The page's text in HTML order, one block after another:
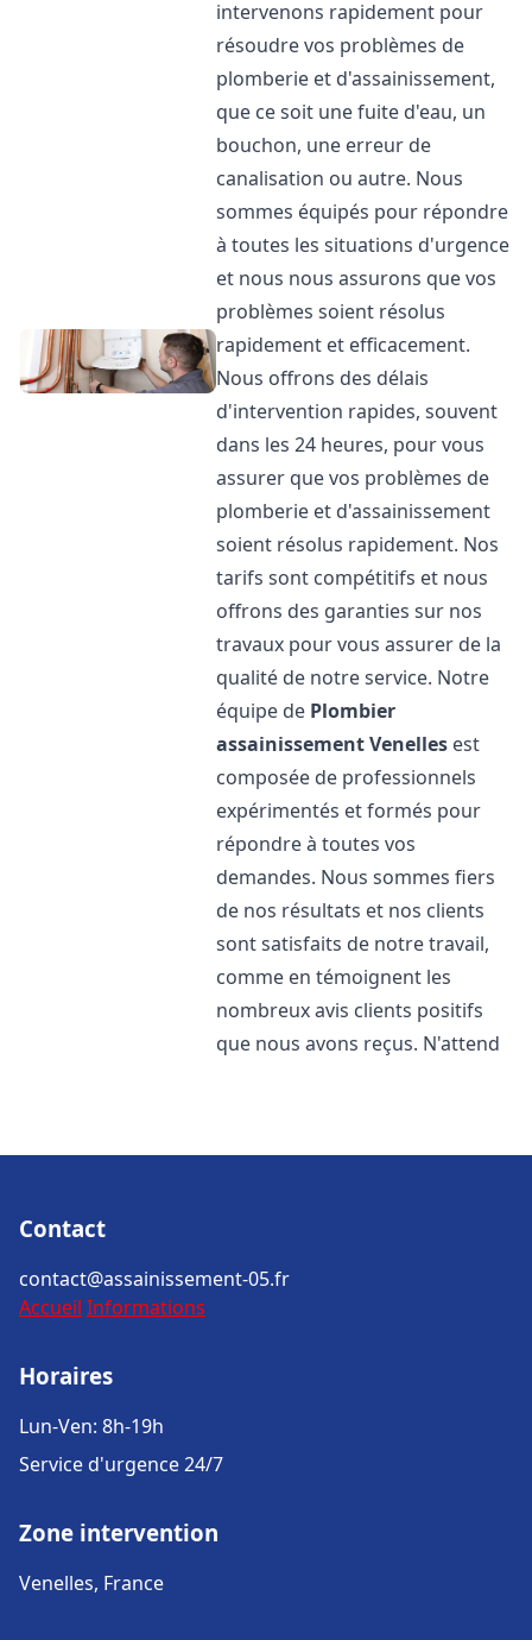
intervenons rapidement pour
résoudre vos problèmes de
plomberie et d'assainissement,
que ce soit une fuite d'eau, un
bouchon, une erreur de
canalisation ou autre. Nous
sommes équipés pour répondre
à toutes les situations d'urgence
et nous nous assurons que vos
problèmes soient résolus
rapidement et efficacement.
Nous offrons des délais
d'intervention rapides, souvent
dans les 24 heures, pour vous
assurer que vos problèmes de
plomberie et d'assainissement
soient résolus rapidement. Nos
tarifs sont compétitifs et nous
offrons des garanties sur nos
travaux pour vous assurer de la
qualité de notre service. Notre
équipe de Plombier
assainissementVenelles est
composée de professionnels
expérimentés et formés pour
répondre à toutes vos
demandes. Nous sommes fiers
de nos résultats et nos clients
sont satisfaits de notre travail,
comme en témoignent les
nombreux avis clients positifs
que nous avons reçus. N'attend
Contact
contact@assainissement-05.fr
Accueil Informations
Horaires
Lun-Ven: 8h-19h
Service d'urgence 24/7
Zone intervention
Venelles, France